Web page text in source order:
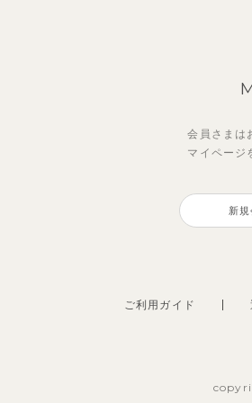
会員さまは
マイページ
新
ご利用ガイド